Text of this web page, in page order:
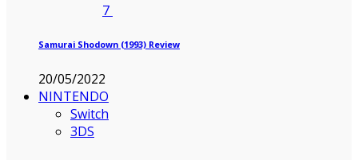
7
Samurai Shodown (1993) Review
20/05/2022
NINTENDO
Switch
3DS